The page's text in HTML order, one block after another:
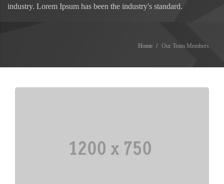
industry. Lorem Ipsum has been the industry's standard.
Home Our Team Members